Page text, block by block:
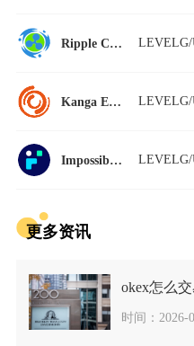
Ripple China LEVELG/
Kanga Exchange LEVELG/
Impossible Finance LEVELG/
更多资讯
okex怎么
时间：2026-